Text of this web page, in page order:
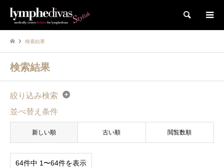
検索
検索結果
検索結果
絞り込み検索
並べ替え条件
新しい順 古い順 閲覧数順
64件中 1〜64件を表示